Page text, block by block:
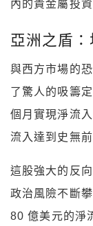
內的貴金屬投資
亞洲之盾
與西方市場的
了驚人的吸籌
個月實現淨流
流入達到史無
這股強大的反
政治風險不斷
80 億美元的淨